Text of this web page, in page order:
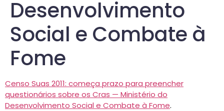
Desenvolvimento
Social e Combate à
Fome
Censo Suas 2011: começa prazo para preencher
questionários sobre os Cras — Ministério do
Desenvolvimento Social e Combate à Fome.